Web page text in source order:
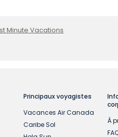
Minute Vacations
Principaux voyagistes
Vacances Air Canada
Caribe Sol
À